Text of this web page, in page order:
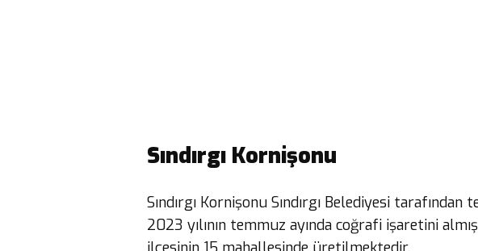
Sındırgı Kornişonu
Sındırgı Kornişonu Sındırgı Belediyesi
2023 yılının temmuz ayında coğrafi işaretini